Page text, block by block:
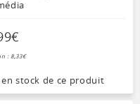
€
: 8,33€
stock de ce produit